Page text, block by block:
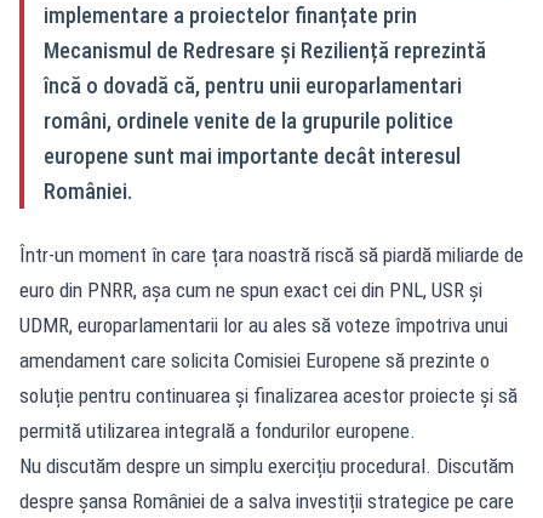
implementare a proiectelor finanțate prin
Mecanismul de Redresare și Reziliență reprezintă
încă o dovadă că, pentru unii europarlamentari
români, ordinele venite de la grupurile politice
europene sunt mai importante decât interesul
României.
Într-un moment în care țara noastră riscă să piardă miliarde de
euro din PNRR, așa cum ne spun exact cei din PNL, USR și
UDMR, europarlamentarii lor au ales să voteze împotriva unui
amendament care solicita Comisiei Europene să prezinte o
soluție pentru continuarea și finalizarea acestor proiecte și să
permită utilizarea integrală a fondurilor europene.
Nu discutăm despre un simplu exercițiu procedural. Discutăm
despre șansa României de a salva investiții strategice pe care